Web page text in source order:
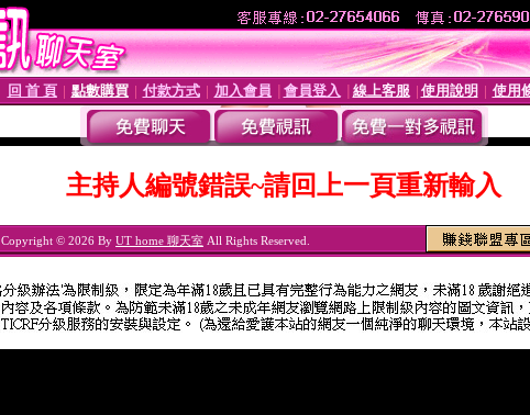
回 首 頁 點數購買│ 付款方式│ 加入會員 會員登入 線上客服 使用說明 使用
主持人編號錯誤~請回上一頁重新輸入
Copyright © 2026 By UT home 聊天室 All Rights Reserved.